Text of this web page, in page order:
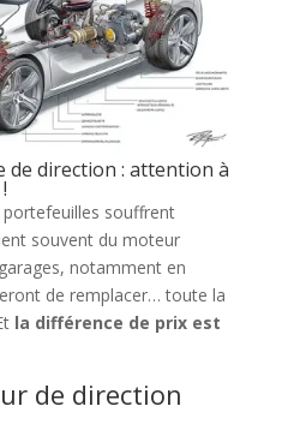
de direction : attention à
portefeuilles souffrent
souvent du moteur
notamment en
de remplacer… toute la
la différence de prix est
de direction